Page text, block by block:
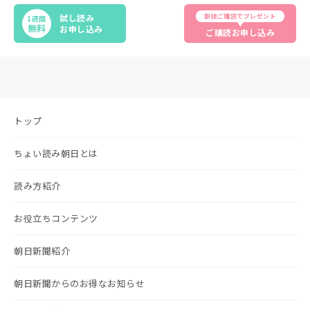
1週間
無料
試し読み
お申し込み
新規ご購読でプレゼント
ご購読お申し込み
トップ
ちょい読み朝日とは
読み方紹介
お役立ちコンテンツ
朝日新聞紹介
朝日新聞からのお得なお知らせ